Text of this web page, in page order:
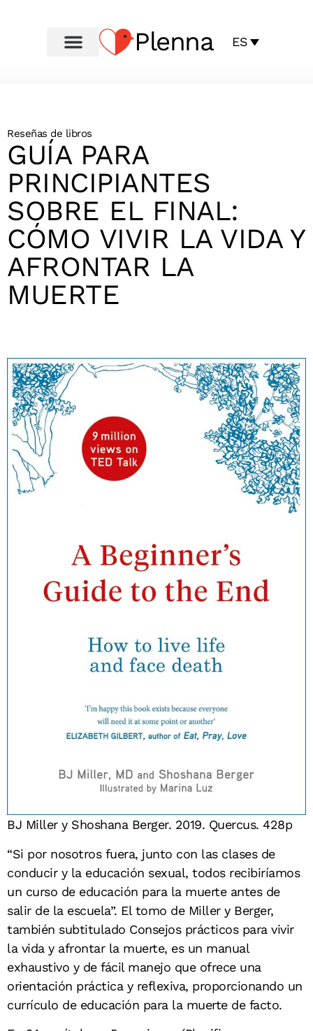
Plenna ES
Reseñas de libros
GUÍA PARA
PRINCIPIANTES
SOBRE EL FINAL:
CÓMO VIVIR LA VIDA Y
AFRONTAR LA
MUERTE
BJ Miller y Shoshana Berger. 2019. Quercus. 428p
“Si por nosotros fuera, junto con las clases de
conducir y la educación sexual, todos recibiríamos
un curso de educación para la muerte antes de
salir de la escuela”. El tomo de Miller y Berger,
también subtitulado Consejos prácticos para vivir
la vida y afrontar la muerte, es un manual
exhaustivo y de fácil manejo que ofrece una
orientación práctica y reflexiva, proporcionando un
currículo de educación para la muerte de facto.